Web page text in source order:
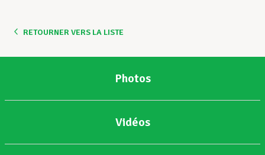
RETOURNER VERS LA LISTE
Photos
Vidéos